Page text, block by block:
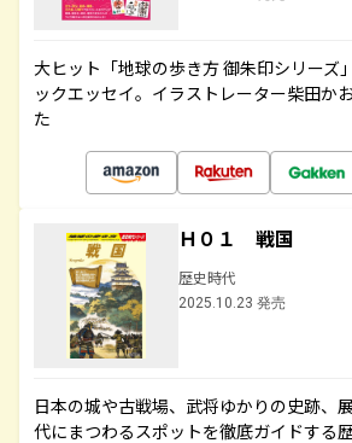
大ヒット「地球の歩き方 御朱印シリーズ
ックエッセイ。イラストレーター柴田か
た
Ｈ０１ 戦国
歴史時代
2025.10.23 発売
日本の城や古戦場、武将ゆかりの史跡、
代にまつわるスポットを徹底ガイドする